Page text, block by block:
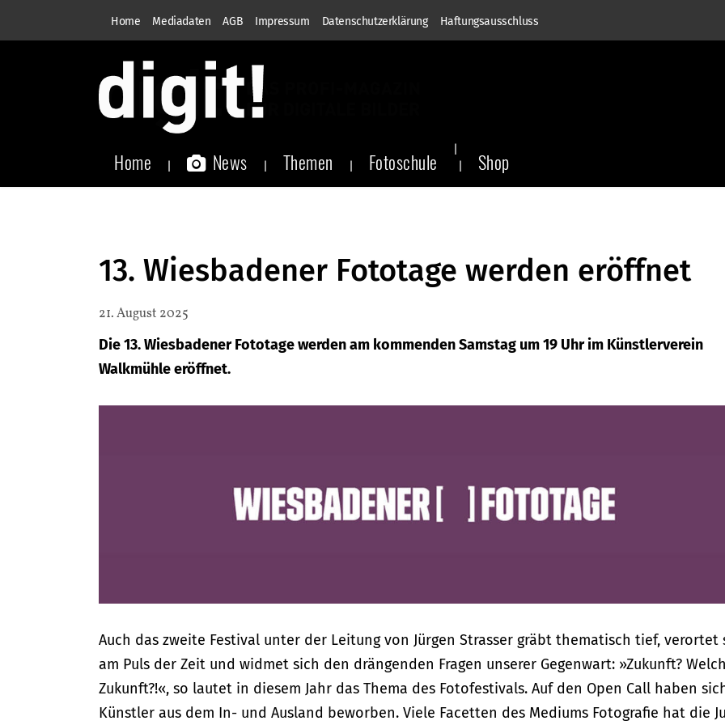
Home Mediadaten AGB Impressum Datenschutzerklärung Haftungsausschluss
Home News Themen Fotoschule Shop
13. Wiesbadener Fototage werden eröffnet
21. August 2025
Die 13. Wiesbadener Fototage werden am kommenden Samstag um 19 Uhr im Künstlerverein
Walkmühle eröffnet.
Auch das zweite Festival unter der Leitung von Jürgen Strasser gräbt thematisch tief, verortet
am Puls der Zeit und widmet sich den drängenden Fragen unserer Gegenwart: »Zukunft?
Zukunft?!«, so lautet in diesem Jahr das Thema des Fotofestivals. Auf den Open Call haben
Künstler aus dem In- und Ausland beworben. Viele Facetten des Mediums Fotografie hat die